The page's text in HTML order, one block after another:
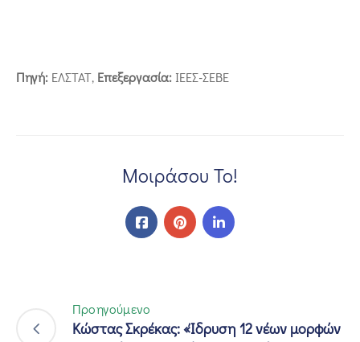
Πηγή: ΕΛΣΤΑΤ, Επεξεργασία: ΙΕΕΣ-ΣΕΒΕ
Μοιράσου Το!
Προηγούμενο
Κώστας Σκρέκας: «Ίδρυση 12 νέων μορφών